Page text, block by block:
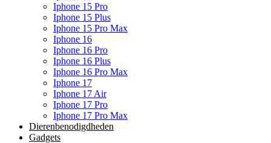
Iphone 15 Pro
Iphone 15 Plus
Iphone 15 Pro Max
Iphone 16
Iphone 16 Pro
Iphone 16 Plus
Iphone 16 Pro Max
Iphone 17
Iphone 17 Air
Iphone 17 Pro
Iphone 17 Pro Max
Dierenbenodigdheden
Gadgets